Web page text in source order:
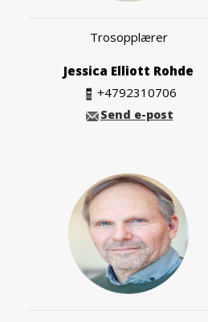
Trosopplærer
Jessica Elliott Rohde
+4792310706
Send e-post